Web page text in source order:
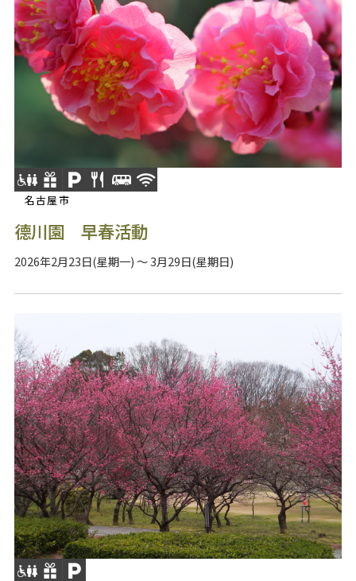
名古屋市
德川園 早春活動
2026年2月23日(星期一) ～ 3月29日(星期日)